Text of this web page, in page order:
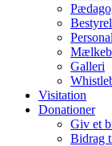
Galleri
Visitation
Donationer
Giv et
Bidrag